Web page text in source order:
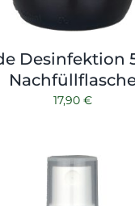
Desinfektion
17,90 €